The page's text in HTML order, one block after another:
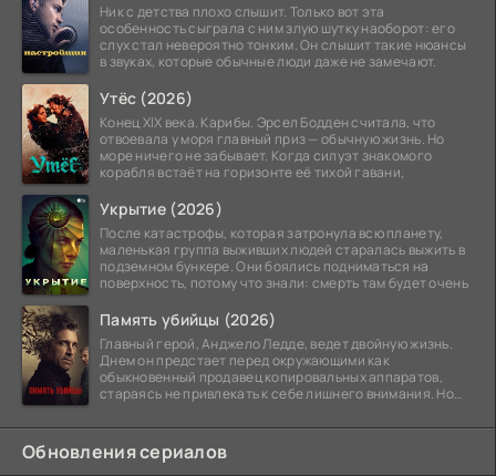
Ник с детства плохо слышит. Только вот эта
особенность сыграла с ним злую шутку наоборот: его
слух стал невероятно тонким. Он слышит такие нюансы
в звуках, которые обычные люди даже не замечают.
Утёс (2026)
Конец XIX века. Карибы. Эрсел Бодден считала, что
отвоевала у моря главный приз — обычную жизнь. Но
море ничего не забывает. Когда силуэт знакомого
корабля встаёт на горизонте её тихой гавани,
Укрытие (2026)
После катастрофы, которая затронула всю планету,
маленькая группа выживших людей старалась выжить в
подземном бункере. Они боялись подниматься на
поверхность, потому что знали: смерть там будет очень
Память убийцы (2026)
Главный герой, Анджело Ледде, ведет двойную жизнь.
Днем он предстает перед окружающими как
обыкновенный продавец копировальных аппаратов,
стараясь не привлекать к себе лишнего внимания. Но
Обновления сериалов